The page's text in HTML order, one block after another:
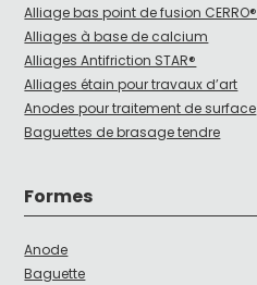
Alliage bas point de fusion CERRO®
Alliages à base de calcium
Alliages Antifriction STAR®
Alliages étain pour travaux d’art
Anodes pour traitement de surface
Baguettes de brasage tendre
Formes
Anode
Baguette